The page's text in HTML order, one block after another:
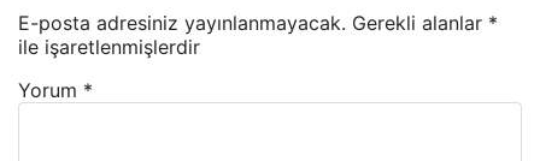
E-posta adresiniz yayınlanmayacak. Gerekli alanlar *
ile işaretlenmişlerdir
Yorum *